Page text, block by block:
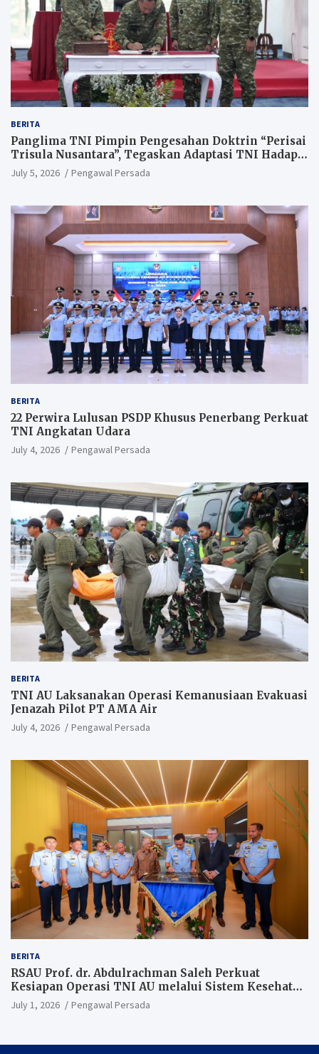
BERITA
Panglima TNI Pimpin Pengesahan Doktrin “Perisai
Trisula Nusantara”, Tegaskan Adaptasi TNI Hadapi
Perang Modern
July 5, 2026 Pengawal Persada
BERITA
22 Perwira Lulusan PSDP Khusus Penerbang Perkuat
TNI Angkatan Udara
July 4, 2026 Pengawal Persada
BERITA
TNI AU Laksanakan Operasi Kemanusiaan Evakuasi
Jenazah Pilot PT AMA Air
July 4, 2026 Pengawal Persada
BERITA
RSAU Prof. dr. Abdulrachman Saleh Perkuat
Kesiapan Operasi TNI AU melalui Sistem Kesehatan
Andal
July 1, 2026 Pengawal Persada